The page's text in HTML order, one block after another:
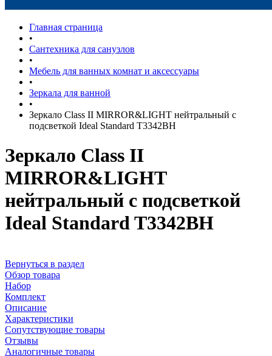
Главная страница
•
Сантехника для санузлов
•
Мебель для ванных комнат и аксессуары
•
Зеркала для ванной
•
Зеркало Class II MIRROR&LIGHT нейтральный с
подсветкой Ideal Standard T3342BH
Зеркало Class II
MIRROR&LIGHT
нейтральный с подсветкой
Ideal Standard T3342BH
Вернуться в раздел
Обзор товара
Набор
Комплект
Описание
Характеристики
Сопутствующие товары
Отзывы
Аналогичные товары